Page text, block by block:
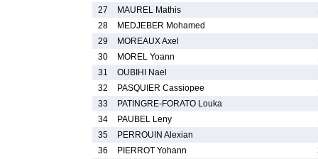
27
MAUREL Mathis
28
MEDJEBER Mohamed
29
MOREAUX Axel
30
MOREL Yoann
31
OUBIHI Nael
32
PASQUIER Cassiopee
33
PATINGRE-FORATO Louka
34
PAUBEL Leny
35
PERROUIN Alexian
36
PIERROT Yohann